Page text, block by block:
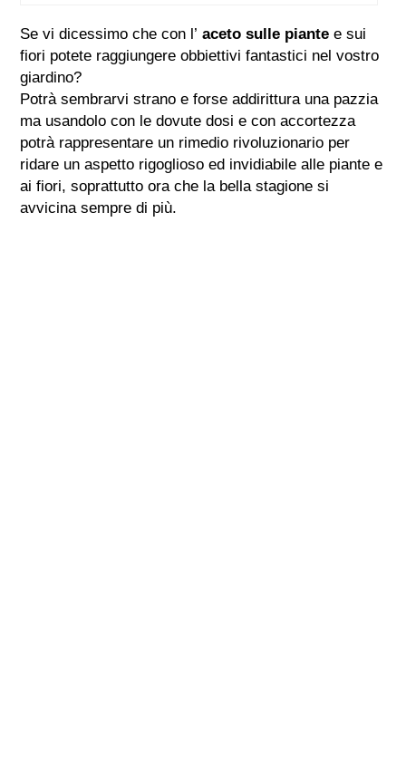
Se vi dicessimo che con l’ aceto sulle piante e sui
fiori potete raggiungere obbiettivi fantastici nel vostro
giardino?
Potrà sembrarvi strano e forse addirittura una pazzia
ma usandolo con le dovute dosi e con accortezza
potrà rappresentare un rimedio rivoluzionario per
ridare un aspetto rigoglioso ed invidiabile alle piante e
ai fiori, soprattutto ora che la bella stagione si
avvicina sempre di più.